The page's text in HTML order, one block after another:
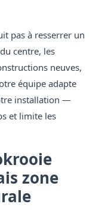
pas à resserrer un
centre, les
neuves,
équipe adapte
installation —
et limite les
zone